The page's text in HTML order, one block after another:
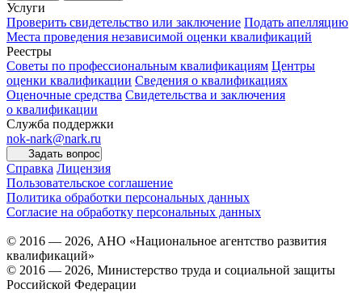
Услуги
Проверить свидетельство или заключение Подать апелляцию
Места проведения независимой оценки квалификаций
Реестры
Советы по профессиональным квалификациям Центры
оценки квалификации Сведения о квалификациях
Оценочные средства Свидетельства и заключения
о квалификации
Служба поддержки
nok-nark@nark.ru
Задать вопрос
Справка Лицензия
Пользовательское соглашение
Политика обработки персональных данных
Согласие на обработку персональных данных
© 2016 — 2026, АНО «Национальное агентство развития
квалификаций»
© 2016 — 2026, Министерство труда и социальной защиты
Российской Федерации